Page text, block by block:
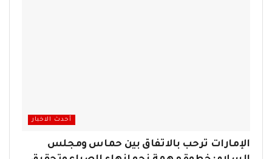
أحدث الاخبار
الإمارات ترحب بالاتفاق بين حماس ومجلس